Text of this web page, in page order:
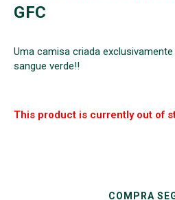
GFC
Uma camisa criada
sangue verde!!
This product is currently out of
COMPRA